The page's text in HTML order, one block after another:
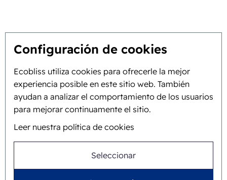
Configuración de cookies
Ecobliss utiliza cookies para ofrecerle la mejor
experiencia posible en este sitio web. También
ayudan a analizar el comportamiento de los usuarios
para mejorar continuamente el sitio.
Leer nuestra política de cookies
Seleccionar
Antecedentes e historia
Misión y visión
Enfoque integral